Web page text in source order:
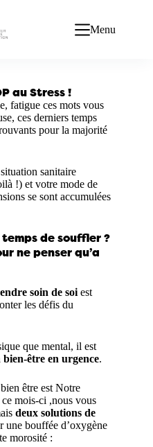
Menu
au Stress !
fatigue ces mots vous
ces derniers temps
pour la majorité
sanitaire
!) et votre mode de
se sont accumulées
de souffler ?
ne penser qu’a
soin de soiest
les défis du
que mental, il est
bien-être en urgence.
être est Notre
mois-ci ,nous vous
deux solutions de
une bouffée d’oxygène
morosité :